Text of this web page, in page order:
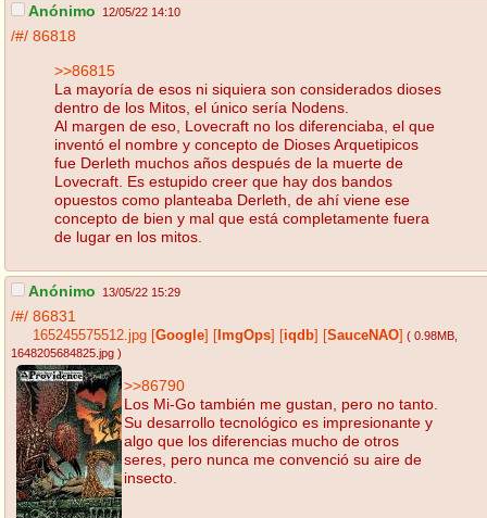
Anónimo 12/05/22 14:10
/#/ 86818
>>86815
La mayoría de esos ni siquiera son considerados dioses
dentro de los Mitos, el único sería Nodens.
Al margen de eso, Lovecraft no los diferenciaba, el que
inventó el nombre y concepto de Dioses Arquetipicos
fue Derleth muchos años después de la muerte de
Lovecraft. Es estupido creer que hay dos bandos
opuestos como planteaba Derleth, de ahí viene ese
concepto de bien y mal que está completamente fuera
de lugar en los mitos.
Anónimo 13/05/22 15:29
/#/ 86831
165245575512.jpg Google ImgOps iqdb SauceNAO ( 0.98MB
1648205684825.jpg )
>>86790
Los Mi-Go también me gustan, pero no tanto.
Su desarrollo tecnológico es impresionante y
algo que los diferencias mucho de otros
seres, pero nunca me convenció su aire de
insecto.